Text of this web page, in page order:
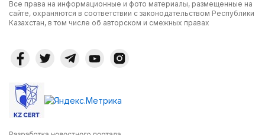
Все права на информационные и фото материалы, размещенные на
сайте, охраняются в соответствии с законодательством Республики
Казахстан, в том числе об авторском и смежных правах